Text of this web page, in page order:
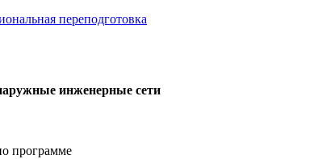
переподготовка
инженерные сети
программе